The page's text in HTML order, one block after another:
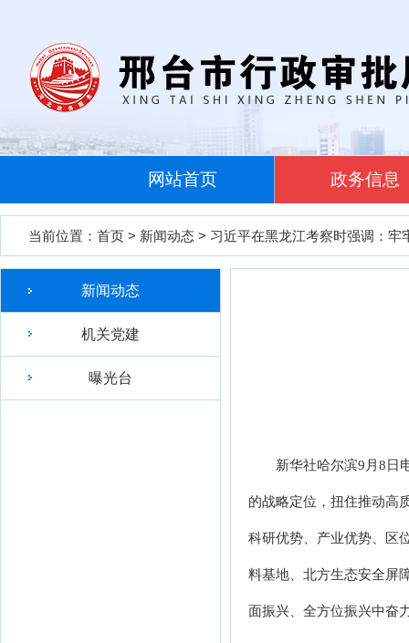
网站首页 政务信息
当前位置： 首页 > 新闻动态 > 习近平在黑龙江考察时强调：牢
新闻动态
机关党建
曝光台
新华社哈尔滨9月8日
的战略定位，扭住推动高
科研优势、产业优势、区
料基地、北方生态安全屏
面振兴、全方位振兴中奋